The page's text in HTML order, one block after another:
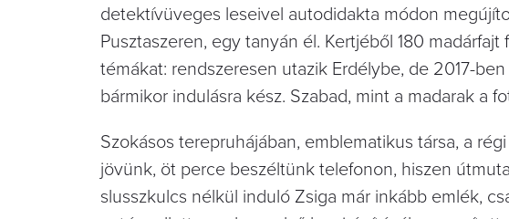
detektívüveges leseivel autodidakta módon
Pusztaszeren, egy tanyán él. Kertjéből 180
témákat: rendszeresen utazik Erdélybe, de 2017-
bármikor indulásra kész. Szabad, mint a madarak a
Szokásos terepruhájában, emblematikus társa, a
jövünk, öt perce beszéltünk telefonon, hiszen
slusszkulcs nélkül induló Zsiga már inkább emlék,